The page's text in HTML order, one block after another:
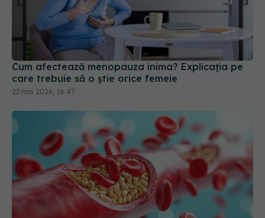
Cum afectează menopauza inima? Explicația pe
care trebuie să o știe orice femeie
23 mai 2026, 16:47
Schimbări majore în testarea colesterolului. Care
sunt noile valori normale